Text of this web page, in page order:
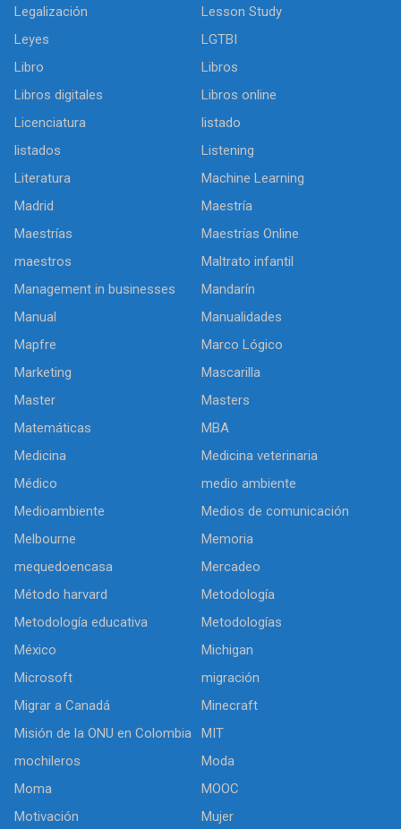
Legalización
Lesson Study
Leyes
LGTBI
Libro
Libros
Libros digitales
Libros online
Licenciatura
listado
listados
Listening
Literatura
Machine Learning
Madrid
Maestría
Maestrías
Maestrías Online
maestros
Maltrato infantil
Management in businesses
Mandarín
Manual
Manualidades
Mapfre
Marco Lógico
Marketing
Mascarilla
Master
Masters
Matemáticas
MBA
Medicina
Medicina veterinaria
Médico
medio ambiente
Medioambiente
Medios de comunicación
Melbourne
Memoria
mequedoencasa
Mercadeo
Método harvard
Metodología
Metodología educativa
Metodologías
México
Michigan
Microsoft
migración
Migrar a Canadá
Minecraft
Misión de la ONU en Colombia
MIT
mochileros
Moda
Moma
MOOC
Motivación
Mujer